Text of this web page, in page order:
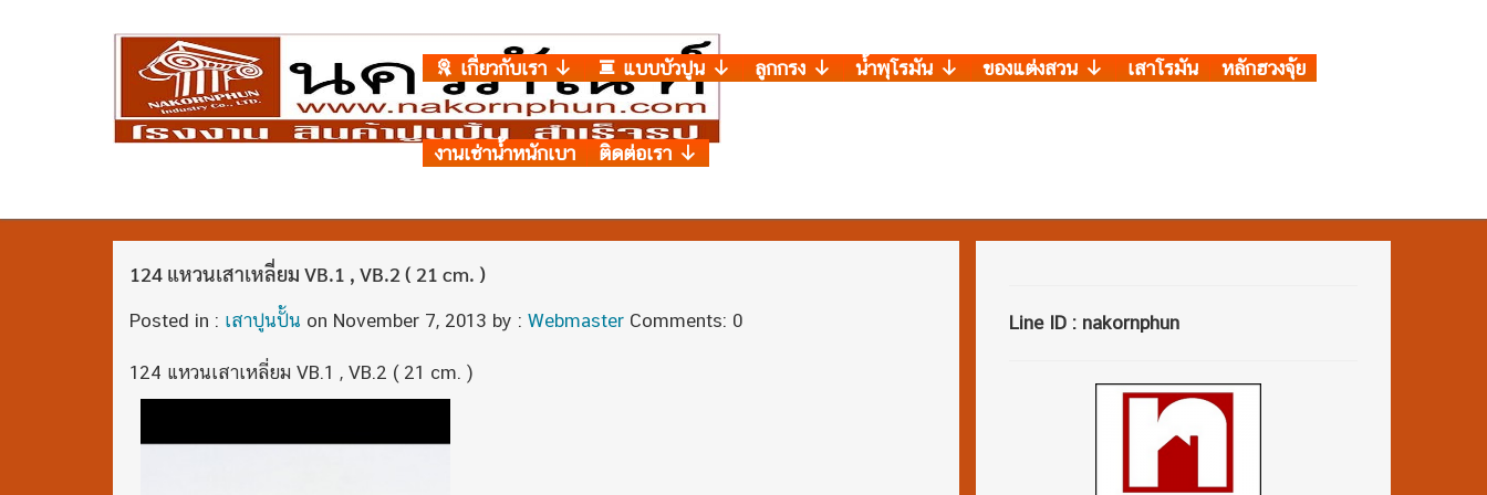
เกี่ยวกับเรา แบบบัวปูน ลูกกรง น้ำพุโรมัน ของแต่งสวน เสาโรมัน หลักฮวงจุ้ย
งานเช่าน้ำหนักเบา ติดต่อเรา
124 แหวนเสาเหลี่ยม VB.1 , VB.2 ( 21 cm. )
Posted in : เสาปูนปั้น on November 7, 2013 by : Webmaster Comments: 0
124 แหวนเสาเหลี่ยม VB.1 , VB.2 ( 21 cm. )
Line ID : nakornphun